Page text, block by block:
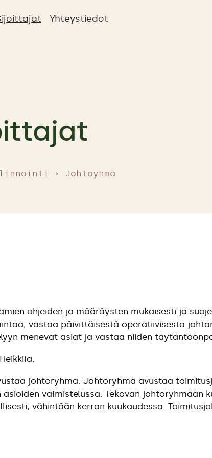
Yhteystiedot
Johtoyhmä
ohjeiden ja määräysten mukaisesti ja
vastaa päivittäisestä operatiivisesta
menevät asiat ja vastaa niiden
johtoryhmä. Johtoryhmä avustaa
valmistelussa. Tekovan johtoryhmään
vähintään kerran kuukaudessa.